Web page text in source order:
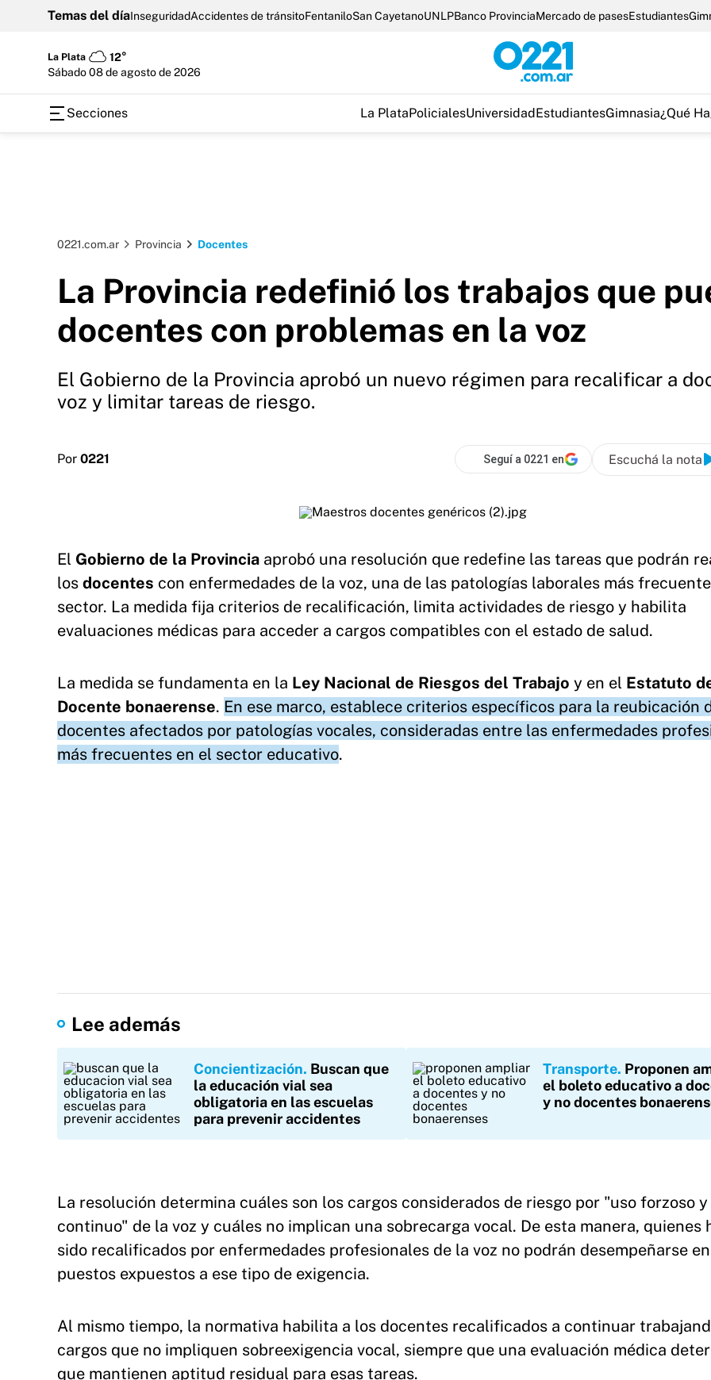
Temas del díaInseguridadAccidentes de tránsitoFentaniloSan CayetanoUNLPBanco ProvinciaMercado de pasesEstudiantes
La Plata
12°
sábado 08 de agosto de 2026
Secciones La PlataPolicialesUniversidadEstudiantesGimnasia¿Qué
0221.com.ar Provincia Docentes
La Provincia redefinió los trabajos que
docentes con problemas en la voz
El Gobierno de la Provincia aprobó un nuevo régimen para recalificar a
voz y limitar tareas de riesgo.
Por 0221 Seguí a 0221 en Escuchá la nota
El Gobierno de la Provincia aprobó una resolución que redefine las tareas que podrán
los docentes con enfermedades de la voz, una de las patologías laborales más
sector. La medida fija criterios de recalificación, limita actividades de riesgo y habilita
evaluaciones médicas para acceder a cargos compatibles con el estado de salud.
La medida se fundamenta en la Ley Nacional de Riesgos del Trabajo y en el Estatuto
Docente bonaerense. En ese marco, establece criterios específicos para la reubicación
docentes afectados por patologías vocales, consideradas entre las enfermedades
más frecuentes en el sector educativo.
Lee además
Concientización Buscan que
la educación vial sea
obligatoria en las escuelas
para prevenir accidentes
Transporte Proponen
el boleto educativo a
y no docentes
La resolución determina cuáles son los cargos considerados de riesgo por "uso forzoso y
continuo" de la voz y cuáles no implican una sobrecarga vocal. De esta manera, quienes
sido recalificados por enfermedades profesionales de la voz no podrán desempeñarse en
puestos expuestos a ese tipo de exigencia.
Al mismo tiempo, la normativa habilita a los docentes recalificados a continuar
cargos que no impliquen sobreexigencia vocal, siempre que una evaluación médica
que mantienen aptitud residual para esas tareas.